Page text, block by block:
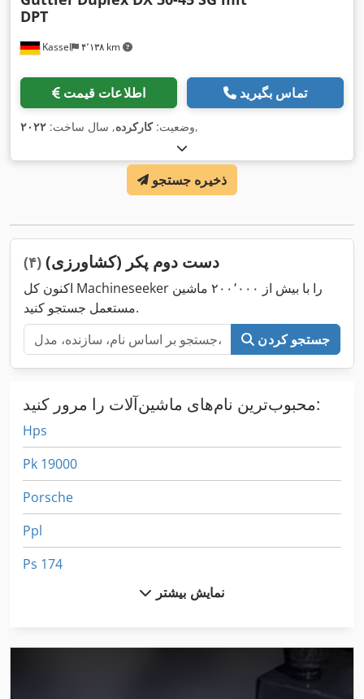
Kassel ۴٬۱۳۸ km
DPT
اطلاعات قیمت تماس بگیرید
وضعیت:کارکرده, سال ساخت: ۲۰۲۲ ,
ذخیره جستجو
دست دوم پکر (کشاورزی) (۴)
اکنون کل Machineseeker را با بیش از ۲۰۰٬۰۰۰ ماشین
مستعمل جستجو کنید.
جستجو کردن
محبوب‌ترین نام‌های ماشین‌آلات را مرور کنید:
Hps
Pk 19000
Porsche
Ppl
Ps 174
نمایش بیشتر